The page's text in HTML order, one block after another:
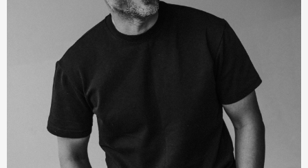
PO KRAKOSKU
MIASTO
SUBIEKTYWNIE
SPOTKANIE